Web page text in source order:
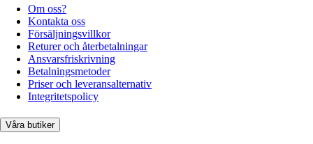
Om oss?
Kontakta oss
Försäljningsvillkor
Returer och återbetalningar
Ansvarsfriskrivning
Betalningsmetoder
Priser och leveransalternativ
Integritetspolicy
Våra butiker